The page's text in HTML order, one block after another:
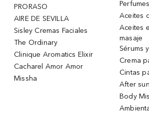
PRORASO
AIRE DE SEVILLA
Sisley Cremas Faciales
The Ordinary
Clinique Aromatics Elixir
Cacharel Amor Amor
Missha
Perfumes
Aceites
Aceites
masaje
Sérums
Crema
Cintas
After sun
Body